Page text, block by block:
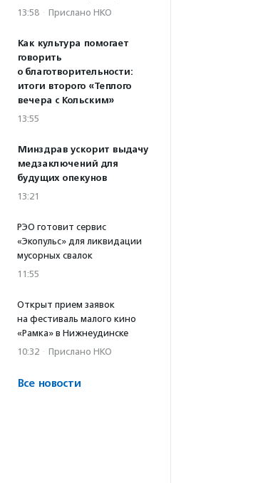
13:58 · Прислано НКО
Как культура помогает
говорить
о благотворительности:
итоги второго «Теплого
вечера с Кольским»
13:55
Минздрав ускорит выдачу
медзаключений для
будущих опекунов
13:21
РЭО готовит сервис
«Экопульс» для ликвидации
мусорных свалок
11:55
Открыт прием заявок
на фестиваль малого кино
«Рамка» в Нижнеудинске
10:32 · Прислано НКО
Все новости